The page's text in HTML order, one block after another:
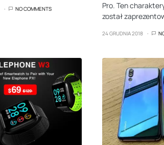
NO COMMENTS
Pro. Ten
został
24 GRUDNIA 2018